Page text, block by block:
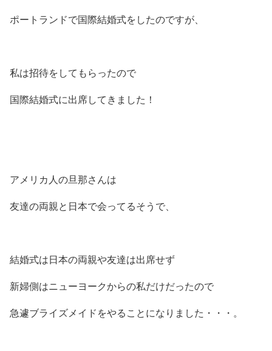
ポートランドで国際結婚式をしたのですが、
私は招待をしてもらったので
国際結婚式に出席してきました！
アメリカ人の旦那さんは
友達の両親と日本で会ってるそうで、
結婚式は日本の両親や友達は出席せず
新婦側はニューヨークからの私だけだったので
急遽ブライズメイドをやることになりました・・・。